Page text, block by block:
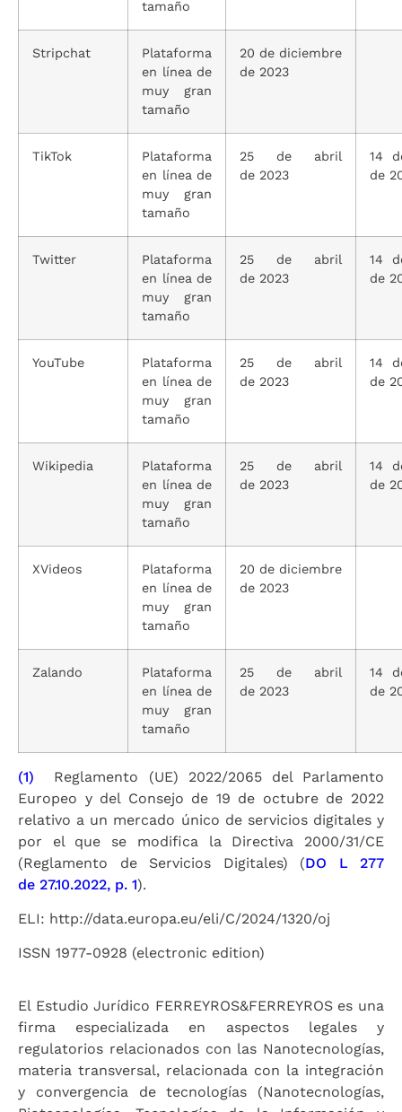
tamaño
Stripchat
Plataforma
en línea de
muy gran
tamaño
20 de diciembre
de 2023
TikTok
Plataforma
en línea de
muy gran
tamaño
25 de abril
de 2023
14
de
Twitter
Plataforma
en línea de
muy gran
tamaño
25 de abril
de 2023
14
de
YouTube
Plataforma
en línea de
muy gran
tamaño
25 de abril
de 2023
14
de
Wikipedia
Plataforma
en línea de
muy gran
tamaño
25 de abril
de 2023
14
de
XVideos
Plataforma
en línea de
muy gran
tamaño
20 de diciembre
de 2023
Zalando
Plataforma
en línea de
muy gran
tamaño
25 de abril
de 2023
14
de
(1) Reglamento (UE) 2022/2065 del Parlamento
Europeo y del Consejo de 19 de octubre de 2022
relativo a un mercado único de servicios digitales y
por el que se modifica la Directiva 2000/31/CE
(Reglamento de Servicios Digitales) (DO L 277
de 27.10.2022, p. 1).
ELI: http://data.europa.eu/eli/C/2024/1320/oj
ISSN 1977-0928 (electronic edition)
El Estudio Jurídico FERREYROS&FERREYROS es una
firma especializada en aspectos legales y
regulatorios relacionados con las Nanotecnologías,
materia transversal, relacionada con la integración
y convergencia de tecnologías (Nanotecnologías,